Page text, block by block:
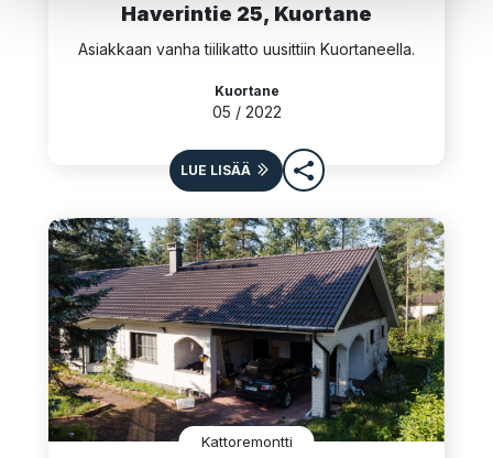
Haverintie 25, Kuortane
Asiakkaan vanha tiilikatto uusittiin Kuortaneella.
Kuortane
05 / 2022
LUE LISÄÄ
Kattoremontti